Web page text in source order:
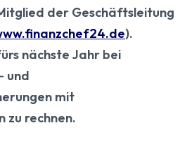
der Geschäftsleitung
).
nächste Jahr bei
und
mit
zu rechnen.